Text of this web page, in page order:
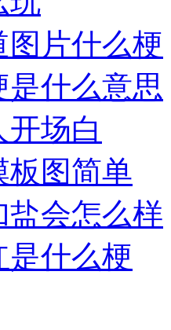
图片什么梗
是什么意思
开场白
板图简单
盐会怎么样
是什么梗